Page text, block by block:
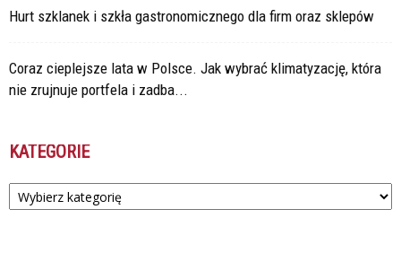
Hurt szklanek i szkła gastronomicznego dla firm oraz sklepów
Coraz cieplejsze lata w Polsce. Jak wybrać klimatyzację, która
nie zrujnuje portfela i zadba...
KATEGORIE
Kategorie